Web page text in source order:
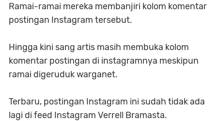
Ramai-ramai mereka membanjiri kolom komentar
postingan Instagram tersebut.
Hingga kini sang artis masih membuka kolom
komentar postingan di instagramnya meskipun
ramai digeruduk warganet.
Terbaru, postingan Instagram ini sudah tidak ada
lagi di feed Instagram Verrell Bramasta.